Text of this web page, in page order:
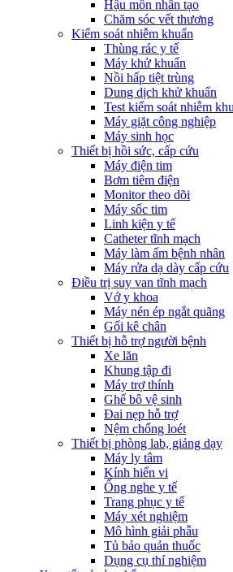
Hậu môn nhân tạo
Chăm sóc vết thương
Kiểm soát nhiễm khuẩn
Thùng rác y tế
Máy khử khuẩn
Nồi hấp tiệt trùng
Dung dịch khử khuẩn
Test kiểm soát nhiễm
Máy giặt công nghiệp
Máy sinh học
Thiết bị hồi sức, cấp cứu
Máy điện tim
Bơm tiêm điện
Monitor theo dõi
Máy sốc tim
Linh kiện y tế
Catheter tĩnh mạch
Máy làm ấm bệnh nhân
Máy rửa dạ dày cấp cứu
Điều trị suy van tĩnh mạch
Vớ y khoa
Máy nén ép ngắt quãng
Gối kê chân
Thiết bị hỗ trợ người bệnh
Xe lăn
Khung tập đi
Máy trợ thính
Ghế bô vệ sinh
Đai nẹp hỗ trợ
Nệm chống loét
Thiết bị phòng lab, giảng dạy
Máy ly tâm
Kính hiển vi
Ống nghe y tế
Trang phục y tế
Máy xét nghiệm
Mô hình giải phẫu
Tủ bảo quản thuốc
Dụng cụ thí nghiệm